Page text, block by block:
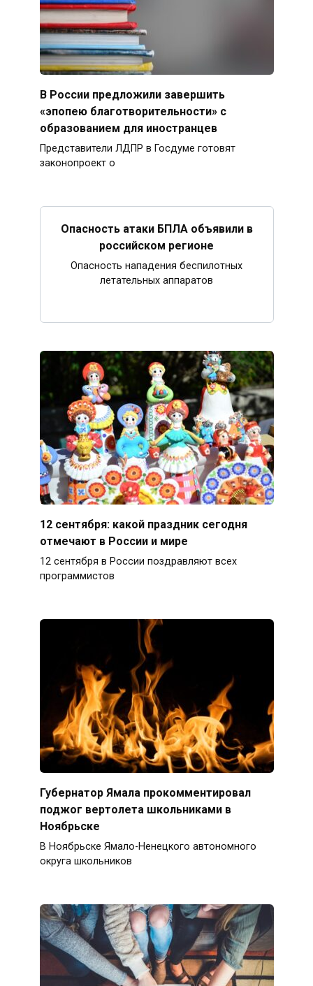
В России предложили завершить
«эпопею благотворительности» с
образованием для иностранцев
Представители ЛДПР в Госдуме готовят
законопроект о
Опасность атаки БПЛА объявили в
российском регионе
Опасность нападения беспилотных
летательных аппаратов
12 сентября: какой праздник сегодня
отмечают в России и мире
12 сентября в России поздравляют всех
программистов
Губернатор Ямала прокомментировал
поджог вертолета школьниками в
Ноябрьске
В Ноябрьске Ямало-Ненецкого автономного
округа школьников